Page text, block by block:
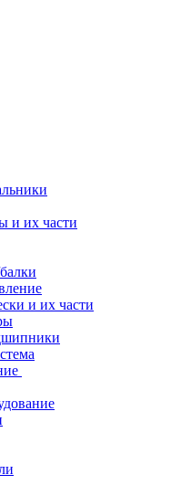
и их части
и их части